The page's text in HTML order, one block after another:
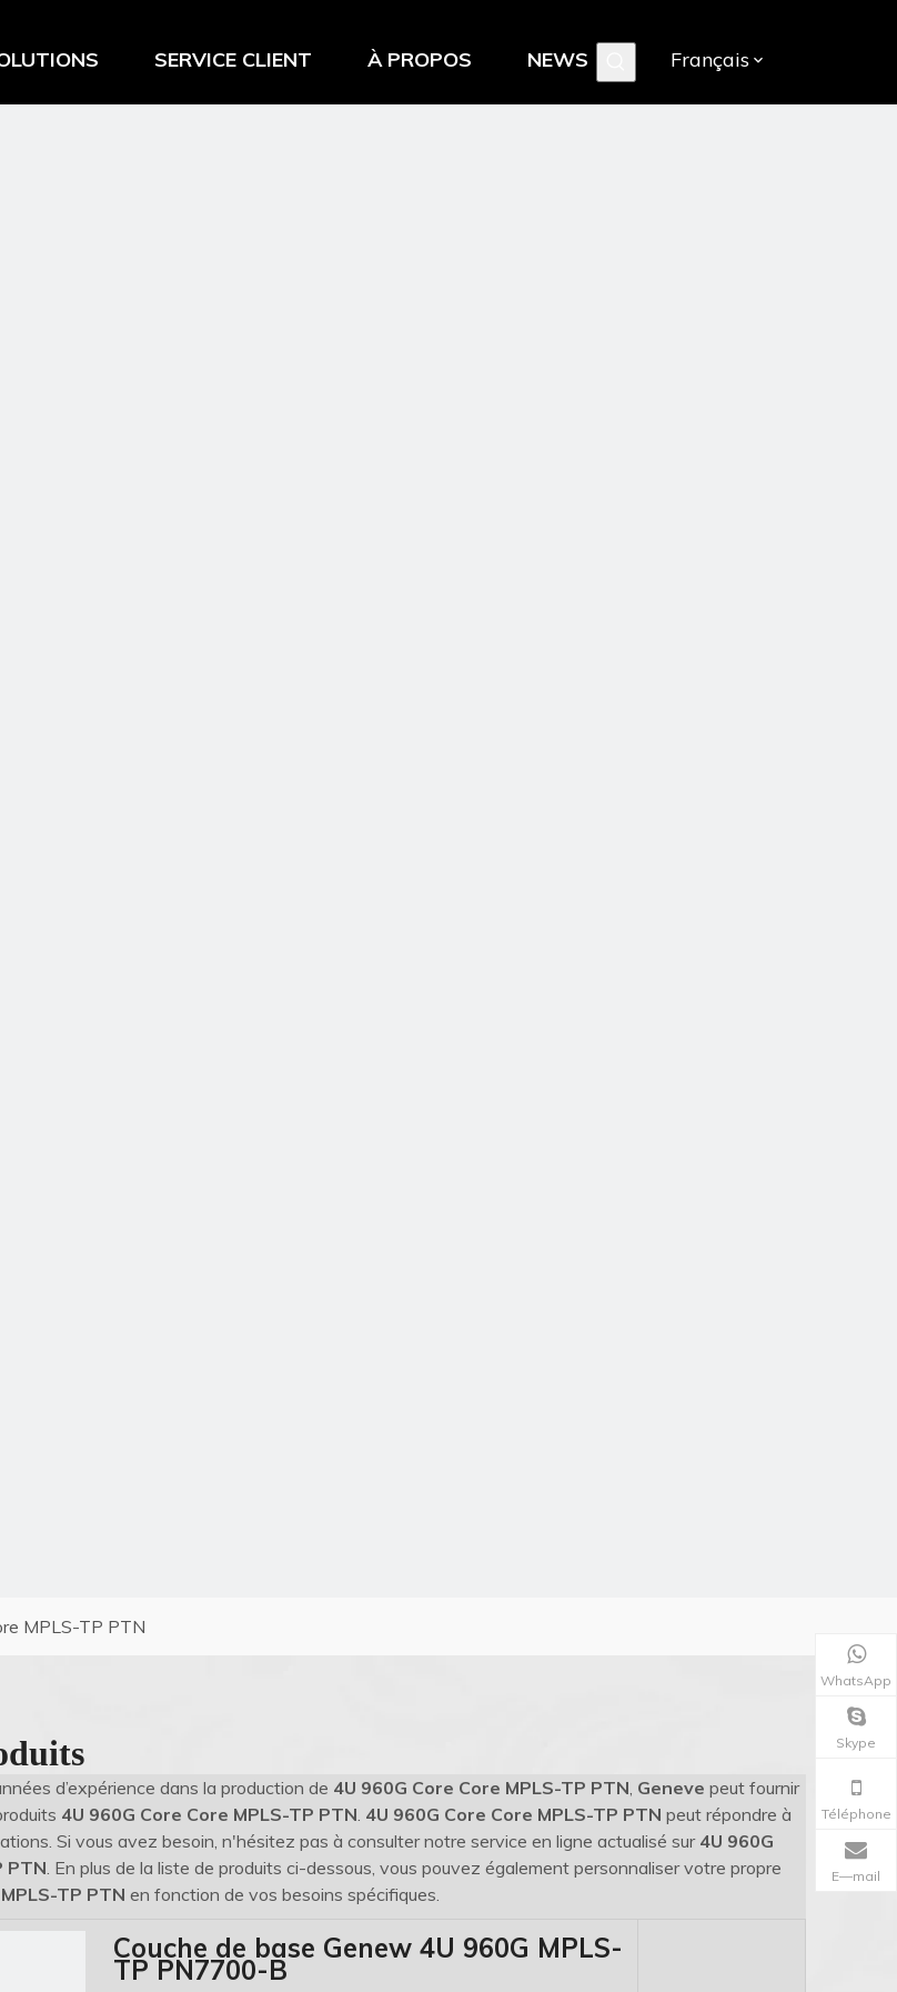
SERVICE CLIENT À PROPOS NEWS Français
MPLS-TP PTN
d’expérience dans la production de 4U 960G Core Core MPLS-TP PTN, Geneve peut fournir
4U 960G Core Core MPLS-TP PTN. 4U 960G Core Core MPLS-TP PTN peut répondre à
Si vous avez besoin, n'hésitez pas à consulter notre service en ligne actualisé sur 4U 960G
PTN. En plus de la liste de produits ci-dessous, vous pouvez également personnaliser votre propre
TP PTN en fonction de vos besoins spécifiques.
Couche de base Genew 4U 960G MPLS-
TP PN7700-B
WhatsApp
Skype
Téléphone
E—mail